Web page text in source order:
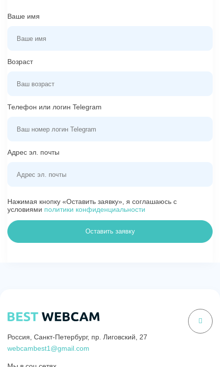
Ваше имя
Возраст
Телефон или логин Telegram
Адрес эл. почты
Оставить заявку
Нажимая кнопку «Оставить заявку», я соглашаюсь с
условиями политики конфиденциальности
Россия, Санкт-Петербург, пр. Лиговский, 27
webcambest1@gmail.com